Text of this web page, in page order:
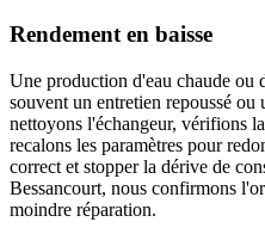
Rendement en baisse
Une production d'eau chaude ou
souvent un entretien repoussé ou
nettoyons l'échangeur, vérifions
recalons les paramètres pour
correct et stopper la dérive de
Bessancourt, nous confirmons
moindre réparation.